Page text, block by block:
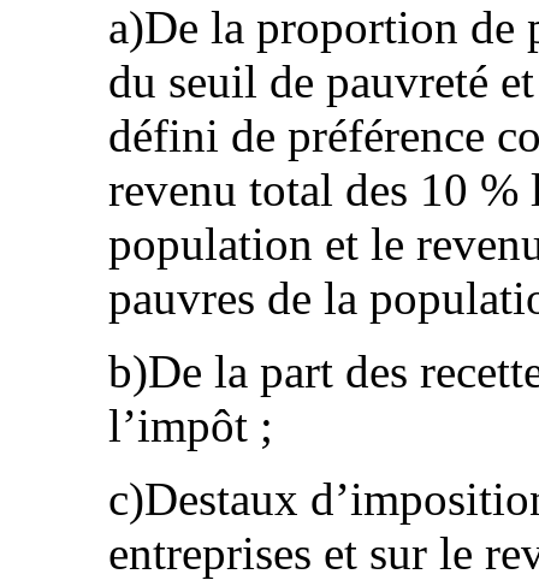
a)De la proportion de
du seuil de pauvreté
défini de préférence
revenu total des 10 %
population et le
pauvres de la
b)De la part des
l’impôt ;
c)Destaux
entreprises et sur le